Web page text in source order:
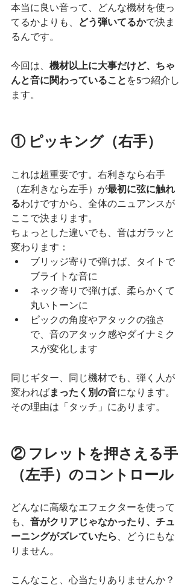
本当に良い音って、どんな機材を使っ
てるかよりも、 どう弾いてるかで決ま
るんです。
今回は、 機材以上に大事だけど、ちゃ
んと音に関わっていること を5つ紹介し
ます。
① ピッキング（右手）
これは超重要です。右利きなら右手
（左利きなら左手）が最初に弦に触れ
るわけですから、全体のニュアンスが
ここで決まります。
ちょっとした違いでも、音はガラッと
変わります：
ブリッジ寄りで弾けば、タイトで
ブライトな音に
ネック寄りで弾けば、柔らかくて
丸いトーンに
ピックの角度やアタックの強さ
で、音のアタック感やダイナミク
スが変化します
同じギター、同じ機材でも、弾く人が
変わればまったく別の音になります。
その理由は「タッチ」にあります。
② フレットを押さえる手
（左手）のコントロール
どんなに高級なエフェクターを使って
も、 音がクリアじゃなかったり、チュ
ーニングがズレていたら 、どうにもな
りません。
こんなこと、心当たりありませんか？